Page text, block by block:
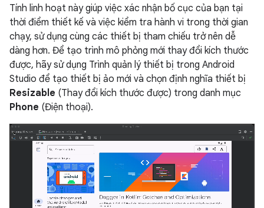
Tính linh hoạt này giúp việc xác nhận bố cục của bạn tại
thời điểm thiết kế và việc kiểm tra hành vi trong thời gian
chạy, sử dụng cùng các thiết bị tham chiếu trở nên dễ
dàng hơn. Để tạo trình mô phỏng mới thay đổi kích thước
được, hãy sử dụng Trình quản lý thiết bị trong Android
Studio để tạo thiết bị ảo mới và chọn định nghĩa thiết bị
Resizable (Thay đổi kích thước được) trong danh mục
Phone (Điện thoại).